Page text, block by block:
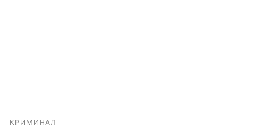
КРИМИНАЛ